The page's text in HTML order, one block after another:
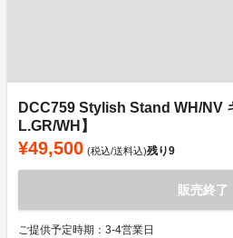
DCC759 Stylish Stand WH/NV
L.GR/WH】
¥49,500 (税込/送料込)残り9
販売終了
ご提供予定時期：3-4営業日